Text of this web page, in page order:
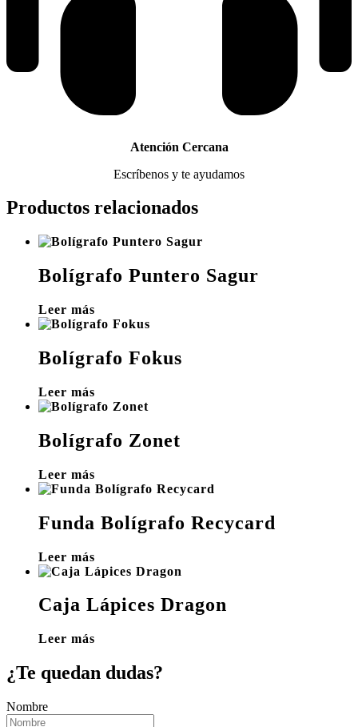
Atención Cercana
Escríbenos y te ayudamos
Productos relacionados
Bolígrafo Puntero Sagur
Leer más
Bolígrafo Fokus
Leer más
Bolígrafo Zonet
Leer más
Funda Bolígrafo Recycard
Leer más
Caja Lápices Dragon
Leer más
¿Te quedan dudas?
Nombre